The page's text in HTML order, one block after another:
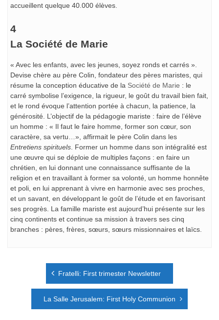
accueillent quelque 40.000 élèves.
4
La Société de Marie
« Avec les enfants, avec les jeunes, soyez ronds et carrés ».
Devise chère au père Colin, fondateur des pères maristes, qui
résume la conception éducative de la Société de Marie : le
carré symbolise l’exigence, la rigueur, le goût du travail bien fait,
et le rond évoque l’attention portée à chacun, la patience, la
générosité. L’objectif de la pédagogie mariste : faire de l’élève
un homme : « Il faut le faire homme, former son cœur, son
caractère, sa vertu…», affirmait le père Colin dans les
Entretiens spirituels . Former un homme dans son intégralité est
une œuvre qui se déploie de multiples façons : en faire un
chrétien, en lui donnant une connaissance suffisante de la
religion et en travaillant à former sa volonté, un homme honnête
et poli, en lui apprenant à vivre en harmonie avec ses proches,
et un savant, en développant le goût de l’étude et en favorisant
ses progrès. La famille mariste est aujourd’hui présente sur les
cinq continents et continue sa mission à travers ses cinq
branches : pères, frères, sœurs, sœurs missionnaires et laïcs.
Navigation
Fratelli: First trimester Newsletter
La Salle Jerusalem: First Holy Communion